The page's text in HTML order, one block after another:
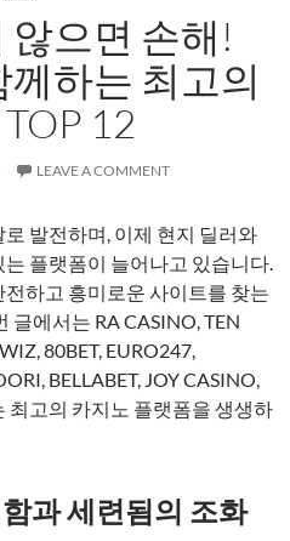
않으면 손해!
하는 최고의
12
LEAVE A COMMENT
발전하며, 이제 현지 딜러와
플랫폼이 늘어나고 있습니다.
하고 흥미로운 사이트를 찾는
글에서는 RA CASINO, TEN
80BET, EURO247,
BELLABET, JOY CASINO,
최고의 카지노 플랫폼을 생생하
과 세련됨의 조화